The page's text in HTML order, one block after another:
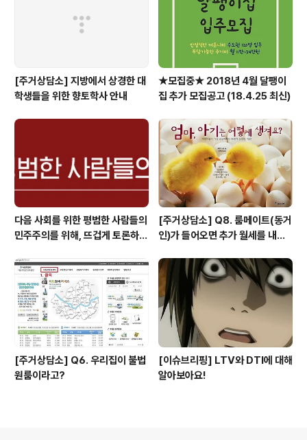
[주거상담소] 지방에서 상경한 대
학생들을 위한 향토학사 안내
★모집중★ 2018년 4월 달팽이
집 추가 모집공고 (18.4.25 최신)
다음 사회를 위한 평범한 사람들의
민주주의를 위해, 뜨겁게 토론하고
[주거상담소] Q8. 룸메이트(동거
인)가 들어오면 추가 월세를 내야
[주거상담소] Q6. 우리집이 불법
원룸이라고?
[이슈브리핑] LTV와 DTI에 대해
알아보아요!